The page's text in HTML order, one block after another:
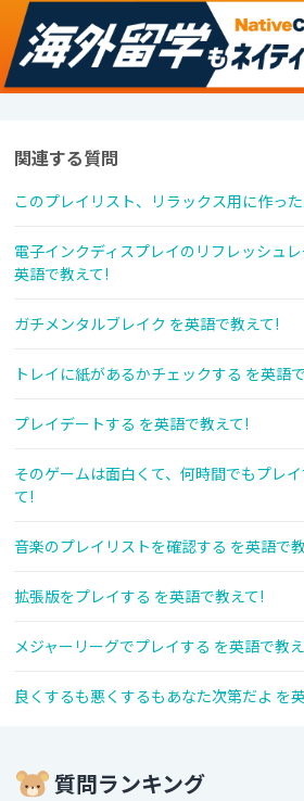
関連する質問
このプレイリスト、リラックス用に作っ
電子インクディスプレイのリフレッシュ
英語で教えて!
ガチメンタルブレイク を英語で教えて!
トレイに紙があるかチェックする を英語
プレイデートする を英語で教えて!
そのゲームは面白くて、何時間でもプレ
て!
音楽のプレイリストを確認する を英語で
拡張版をプレイする を英語で教えて!
メジャーリーグでプレイする を英語で教
良くするも悪くするもあなた次第だよ を
質問ランキング